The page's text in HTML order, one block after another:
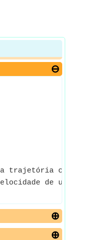
trajetória circular.
de uma